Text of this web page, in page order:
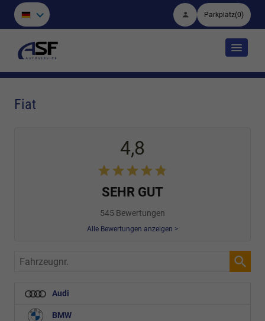
Parkplatz(0)
Fiat
4,8
SEHR GUT
545 Bewertungen
Alle Bewertungen anzeigen >
Fahrzeugnr.
Audi
BMW